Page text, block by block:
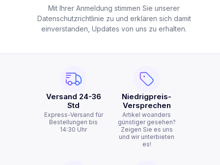
Mit Ihrer Anmeldung stimmen Sie unserer
Datenschutzrichtlinie zu und erklären sich damit
einverstanden, Updates von uns zu erhalten.
Versand 24-36
Std
Express-Versand für
Bestellungen bis
14:30 Uhr
Niedrigpreis-
Versprechen
Artikel woanders
günstiger gesehen?
Zeigen Sie es uns
und wir unterbieten
es!